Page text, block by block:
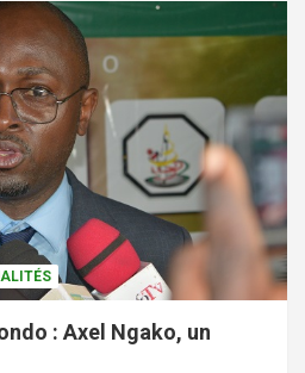
: Axel Ngako, un